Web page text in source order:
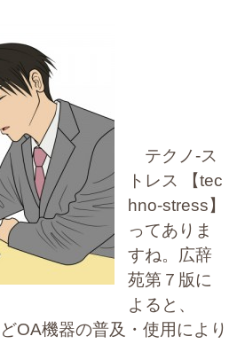
テクノ‐ス
トレス 【tec
hno-stress】
ってありま
すね。広辞
苑第７版に
よると、
OA機器の普及・使用により
大切な書類作成サポート
その他各種手続き
費用の目安
実績一覧
お客様の声
よくあるご質問
採用情報・パートナー募集